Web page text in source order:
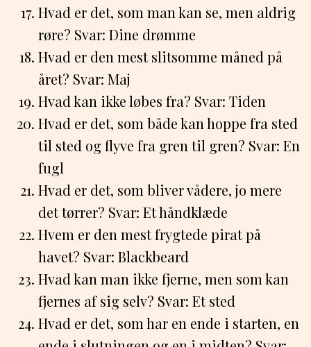
Hvad er det, som man kan se, men aldrig
røre? Svar: Dine drømme
Hvad er den mest slitsomme måned på
året? Svar: Maj
Hvad kan ikke løbes fra? Svar: Tiden
Hvad er det, som både kan hoppe fra sted
til sted og flyve fra gren til gren? Svar: En
fugl
Hvad er det, som bliver vådere, jo mere
det tørrer? Svar: Et håndklæde
Hvem er den mest frygtede pirat på
havet? Svar: Blackbeard
Hvad kan man ikke fjerne, men som kan
fjernes af sig selv? Svar: Et sted
Hvad er det, som har en ende i starten, en